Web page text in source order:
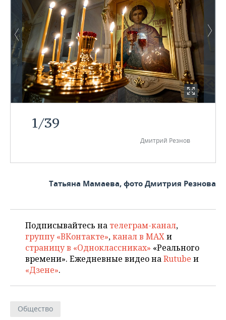
1/39
Дмитрий Резнов
Татьяна Мамаева, фото Дмитрия Резнова
Подписывайтесь на телеграм-канал,
группу «ВКонтакте»,канал в MAXи
страницу в «Одноклассниках» «Реального
времени». Ежедневные видео наRutube и
«Дзене».
Общество